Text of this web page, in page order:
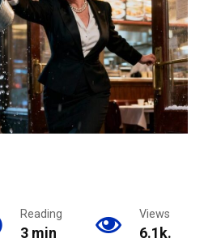
Reading
3 min
Views
6.1k.